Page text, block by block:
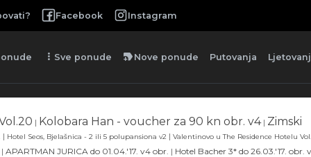
Facebook Instagram
more_vert Sve ponude new_label Nove ponude Putovanja
| Kolobara Han - voucher za 90 kn obr. v4 | Zimski
| Hotel Seos, Bjelašnica - 2 ili 5 polupansiona v2 | Valentinovo u The Residence Hotelu
| APARTMAN JURICA do 01.04.'17. v4 obr. | Hotel Bacher 3* do 26.03.'17. obr.